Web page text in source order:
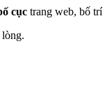
cục trang web, bố trí